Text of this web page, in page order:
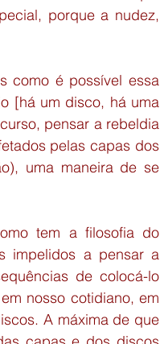
porque a nudez,
como é possível essa
[há um disco, há uma
pensar a rebeldia
pelas capas dos
uma maneira de se
tem a filosofia do
impelidos a pensar a
de colocá-lo
nosso cotidiano, em
A máxima de que